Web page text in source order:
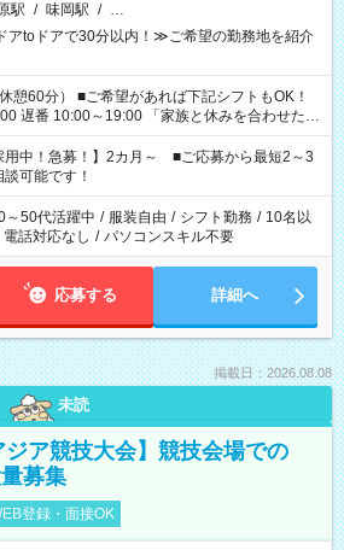
駅 / 味岡駅 / …
アtoドアで30分以内！≫ご希望の勤務地を紹介
れば下記シフトもOK！
～19:00 「家族と休みを合わせた
って夕飯の準備がしたい」 「できれば残業はし
希望を教えてくださいね。 ※Wワーク希望
お仕事で希望する勤務時間と、もう1つのお仕事
計で週40時間を超える場合は応募できません。
用中！急募！】2カ月～ ■ご応募から最短2～3
可能です！
～50代活躍中 / 服装自由 / シフト勤務 / 10名以
電話対応なし / パソコンスキル不要
応募する 詳細へ
掲載日：2026.08.08
未読
ア競技大会】競技会場での
募集
登録・面接OK